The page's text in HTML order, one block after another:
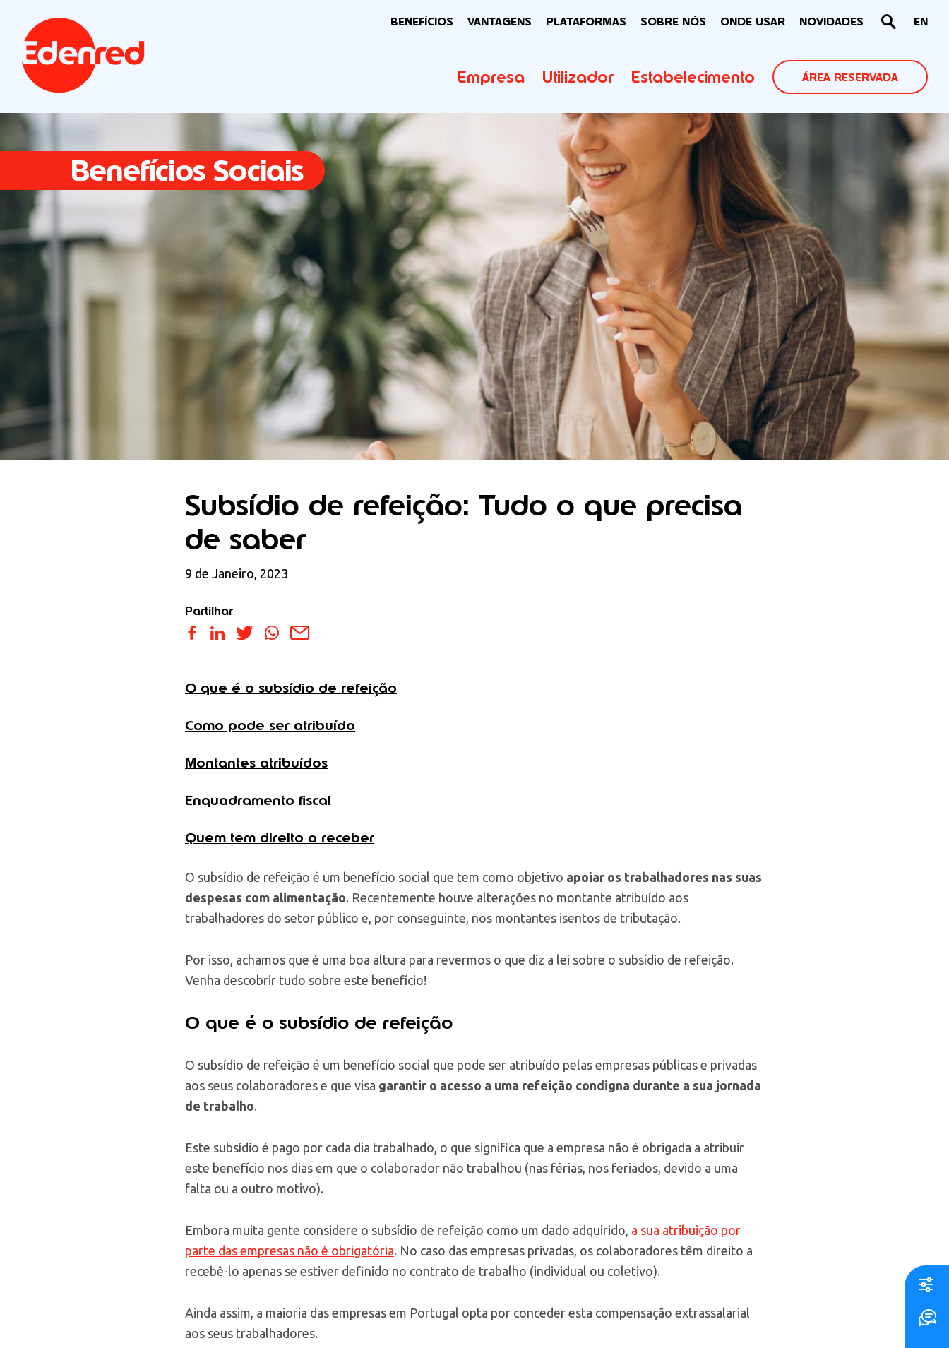
BENEFÍCIOS VANTAGENS PLATAFORMAS SOBRE NÓS ONDE USAR NOVIDADES EN
Empresa Utilizador Estabelecimento ÁREA RESERVADA
Benefícios Sociais
Subsídio de refeição: Tudo o que precisa
de saber
9 de Janeiro, 2023
Partilhar
O que é o subsídio de refeição
Como pode ser atribuído
Montantes atribuídos
Enquadramento fiscal
Quem tem direito a receber
O subsídio de refeição é um benefício social que tem como objetivo apoiar os trabalhadores nas suas
despesas com alimentação. Recentemente houve alterações no montante atribuído aos
trabalhadores do setor público e, por conseguinte, nos montantes isentos de tributação.
Por isso, achamos que é uma boa altura para revermos o que diz a lei sobre o subsídio de refeição.
Venha descobrir tudo sobre este benefício!
O que é o subsídio de refeição
O subsídio de refeição é um benefício social que pode ser atribuído pelas empresas públicas e privadas
aos seus colaboradores e que visa garantir o acesso a uma refeição condigna durante a sua jornada
de trabalho.
Este subsídio é pago por cada dia trabalhado, o que significa que a empresa não é obrigada a atribuir
este benefício nos dias em que o colaborador não trabalhou (nas férias, nos feriados, devido a uma
falta ou a outro motivo).
Embora muita gente considere o subsídio de refeição como um dado adquirido, a sua atribuição por
parte das empresas não é obrigatória. No caso das empresas privadas, os colaboradores têm direito a
recebê-lo apenas se estiver definido no contrato de trabalho (individual ou coletivo).
Ainda assim, a maioria das empresas em Portugal opta por conceder esta compensação extrassalarial
aos seus trabalhadores.